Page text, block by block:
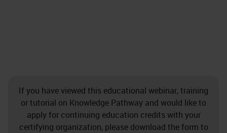
If you have viewed this educational webinar, training
or tutorial on Knowledge Pathway and would like to
apply for continuing education credits with your
certifying organization, please download the form to